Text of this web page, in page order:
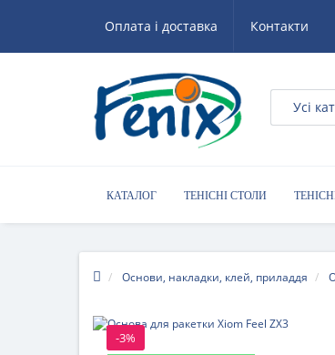
Оплата і доставка Контакти
Усі
КАТАЛОГ ТЕНІСНІ СТОЛИ
КОРИСНІ ПОРАДИ
Основи, накладки, клей, приладдя
-3%